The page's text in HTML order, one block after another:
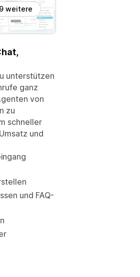
weitere
unterstützen
ganz
von
zu
schneller
und
und FAQ-